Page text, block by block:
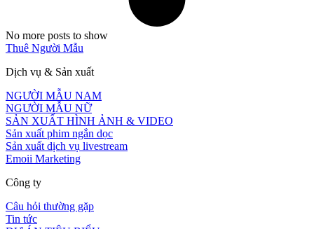
No more posts to show
Thuê Người Mẫu
Dịch vụ & Sản xuất
NGƯỜI MẪU NAM
NGƯỜI MẪU NỮ
SẢN XUẤT HÌNH ẢNH & VIDEO
Sản xuất phim ngắn dọc
Sản xuất dịch vụ livestream
Emoii Marketing
Công ty
Câu hỏi thường gặp
Tin tức